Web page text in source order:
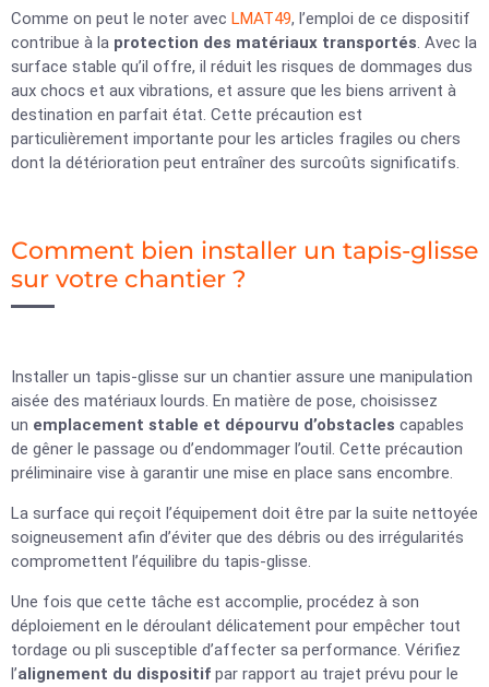
Comme on peut le noter avec LMAT49, l’emploi de ce dispositif
contribue à la protection des matériaux transportés. Avec la
surface stable qu’il offre, il réduit les risques de dommages dus
aux chocs et aux vibrations, et assure que les biens arrivent à
destination en parfait état. Cette précaution est
particulièrement importante pour les articles fragiles ou chers
dont la détérioration peut entraîner des surcoûts significatifs.
Comment bien installer un tapis-glisse
sur votre chantier ?
Installer un tapis-glisse sur un chantier assure une manipulation
aisée des matériaux lourds. En matière de pose, choisissez
un emplacement stable et dépourvu d’obstacles capables
de gêner le passage ou d’endommager l’outil. Cette précaution
préliminaire vise à garantir une mise en place sans encombre.
La surface qui reçoit l’équipement doit être par la suite nettoyée
soigneusement afin d’éviter que des débris ou des irrégularités
compromettent l’équilibre du tapis-glisse.
Une fois que cette tâche est accomplie, procédez à son
déploiement en le déroulant délicatement pour empêcher tout
tordage ou pli susceptible d’affecter sa performance. Vérifiez
l’alignement du dispositif par rapport au trajet prévu pour le